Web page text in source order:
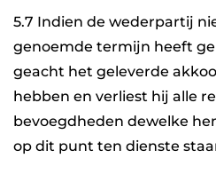
5.7 Indien de wederpartij
genoemde termijn heeft
geacht het geleverde
hebben en verliest hij alle
bevoegdheden dewelke
op dit punt ten dienste